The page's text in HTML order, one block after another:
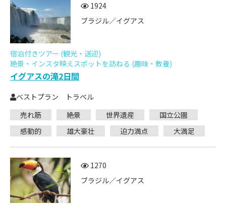
1924
ブラジル／イグアス
宿泊付きツアー (観光・送迎)
絶景・インスタ映えスポットを訪ねる (趣味・教養)
イグアスの滝2日間
ベストプラン トラベル
売れ筋
絶景 世界遺産
国立公園
感動的
雄大豪壮 迫力満点 大満足
1270
ブラジル／イグアス